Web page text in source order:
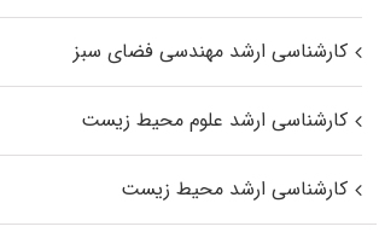
کارشناسی ارشد مهندسی فضای سبز
کارشناسی ارشد علوم محیط‌ زیست
کارشناسی ارشد محیط زیست